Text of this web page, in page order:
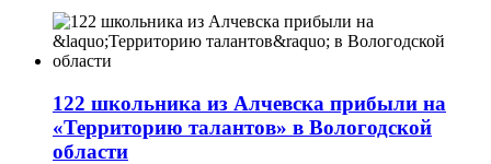
122 школьника из Алчевска прибыли на
«Территорию талантов» в Вологодской
области